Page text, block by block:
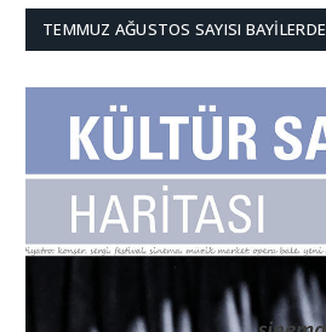
TEMMUZ AĞUSTOS SAYISI BAYILERDE